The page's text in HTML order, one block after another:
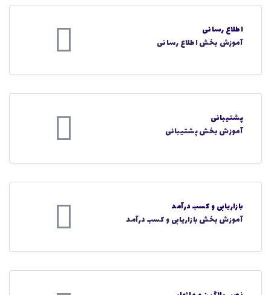
اطلاع رسانی
آموزش بخش اطلاع رسانی
پشتیبانی
آموزش بخش پشتیبانی
بازاریابی و کسب درآمد
آموزش بخش بازاریابی و کسب درآمد